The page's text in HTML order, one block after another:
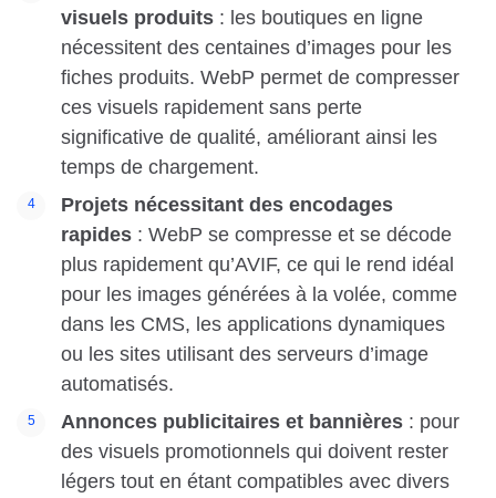
visuels produits : les boutiques en ligne
nécessitent des centaines d’images pour les
fiches produits. WebP permet de compresser
ces visuels rapidement sans perte
significative de qualité, améliorant ainsi les
temps de chargement.
Projets nécessitant des encodages
rapides : WebP se compresse et se décode
plus rapidement qu’AVIF, ce qui le rend idéal
pour les images générées à la volée, comme
dans les CMS, les applications dynamiques
ou les sites utilisant des serveurs d’image
automatisés.
Annonces publicitaires et bannières : pour
des visuels promotionnels qui doivent rester
légers tout en étant compatibles avec divers